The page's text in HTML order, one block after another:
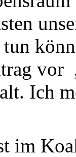
Ich
im